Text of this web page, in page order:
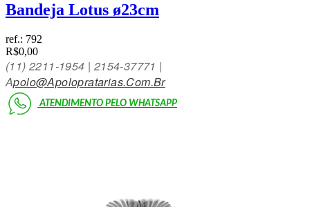
Bandeja Lotus ø23cm
ref.: 792
R$0,00
(11) 2211-1954 | 2154-37771 |
APolo@Apolopratarias.Com.Br
ATENDIMENTO PELO WHATSAPP